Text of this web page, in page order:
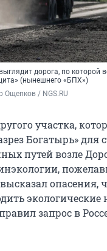
дорога, по которой
(нынешнего «БПХ»)
Ощепков / NGS.RU
участка,
Богатырь» для
путей возле
опасения,
запрос в